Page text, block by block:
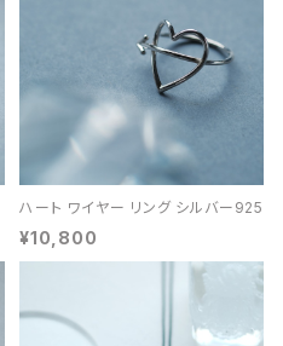
ハート ワイヤー リング シルバー925
¥10,800